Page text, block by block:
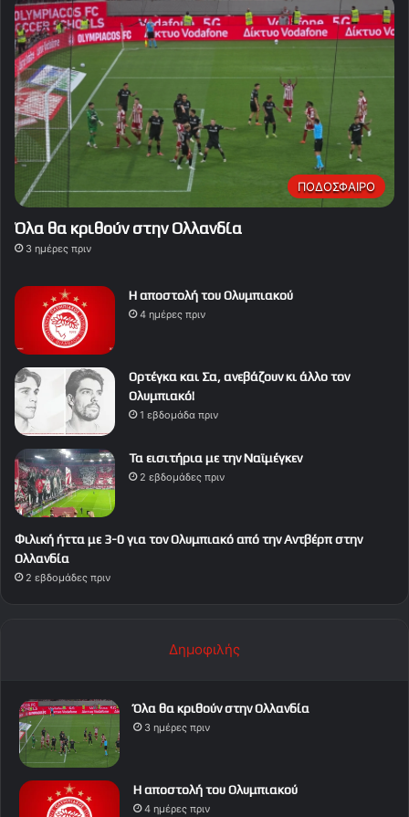
ΠΟΔΟΣΦΑΙΡΟ
Όλα θα κριθούν στην Ολλανδία
3 ημέρες πριν
Η αποστολή του Ολυμπιακού
4 ημέρες πριν
Ορτέγκα και Σα, ανεβάζουν κι άλλο τον
Ολυμπιακό!
1 εβδομάδα πριν
Τα εισιτήρια με την Ναϊμέγκεν
2 εβδομάδες πριν
Φιλική ήττα με 3-0 για τον Ολυμπιακό από την Αντβέρπ στην
Ολλανδία
2 εβδομάδες πριν
Δημοφιλής
Όλα θα κριθούν στην Ολλανδία
3 ημέρες πριν
Η αποστολή του Ολυμπιακού
4 ημέρες πριν